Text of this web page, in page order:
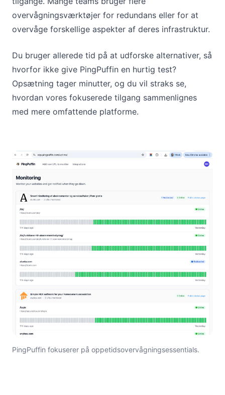
overvågningsværktøjer for redundans eller for at
overvåge forskellige aspekter af deres infrastruktur.
Du bruger allerede tid på at udforske alternativer, så
hvorfor ikke give PingPuffin en hurtig test?
Opsætning tager minutter, og du vil straks se,
hvordan vores fokuserede tilgang sammenlignes
med mere omfattende platforme.
PingPuffin fokuserer på oppetidsovervågningsessentials.